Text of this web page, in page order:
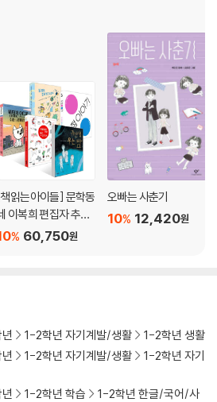
읽는아이들] 문학동
이복희 편집자 추천
등 3~4학년 세트
60,750원
%
오빠는 사춘기
12,420원
10%
1-2학년 자기계발/생활
1-2학년 생활
1-2학년 자기계발/생활
1-2학년 자기
1-2학년 학습
1-2학년 한글/국어/사